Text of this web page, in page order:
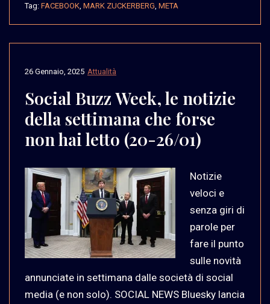
Tag: FACEBOOK MARK ZUCKERBERG META
Attualità
26 Gennaio, 2025
Social Buzz Week, le notizie
della settimana che forse
non hai letto (20-26/01)
Notizie
veloci e
senza giri di
parole per
fare il punto
sulle novità
annunciate in settimana dalle società di social
media (e non solo). SOCIAL NEWS Bluesky lancia